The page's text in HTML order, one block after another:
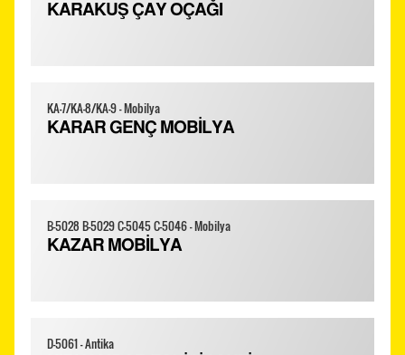
KARAKUŞ ÇAY OÇAĞI
KA-7/KA-8/KA-9 - Mobilya
KARAR GENÇ MOBİLYA
B-5028 B-5029 C-5045 C-5046 - Mobilya
KAZAR MOBİLYA
D-5061 - Antika